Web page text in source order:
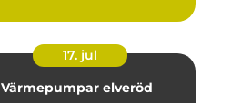
17. jul
Värmepumpar elveröd